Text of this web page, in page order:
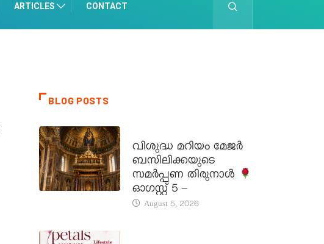
ARTICLES CONTACT
BLOG POSTS
വിശുദ്ധ മറിയം മേജർ
ബസിലിക്കയുടെ
സമർപ്പണ തിരുനാൾ
ഓഗസ്റ്റ് 5 –
August 5, 2026